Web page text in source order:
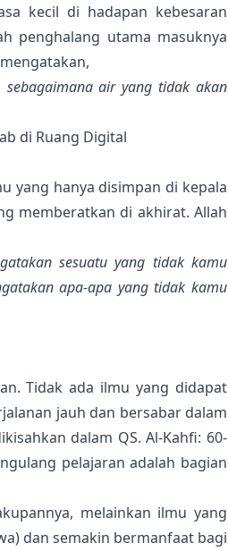
kecil di hadapan kebesaran
penghalang utama masuknya
air yang tidak akan
di Ruang Digital
yang hanya disimpan di kepala
memberatkan di akhirat. Allah
sesuatu yang tidak kamu
apa-apa yang tidak kamu
Tidak ada ilmu yang didapat
jauh dan bersabar dalam
dalam QS. Al-Kahfi: 60-
pelajaran adalah bagian
melainkan ilmu yang
dan semakin bermanfaat bagi